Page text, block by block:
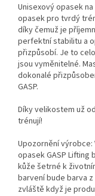
Unisexový opasek
opasek pro tvrdý
díky čemuž je
perfektní stabilitu a
přizpůsobí. Je to
jsou vyměnitelné.
dokonalé
GASP.
Díky velikostem už
trénují!
Upozornění
opasek GASP
kůže šetrné k
barvení bude barva
zvláště když je